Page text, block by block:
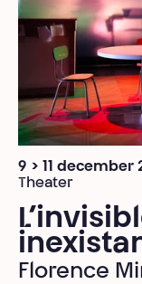
9 > 11 december
Theater
Florence